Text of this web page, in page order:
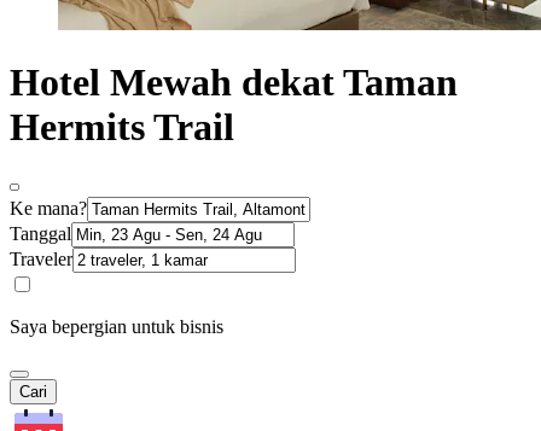
Hotel Mewah dekat Taman
Hermits Trail
Ke mana?
Tanggal
Traveler
Saya bepergian untuk bisnis
Cari